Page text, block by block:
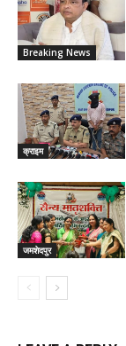
Breaking News
क्राइम
जमशेदपुर